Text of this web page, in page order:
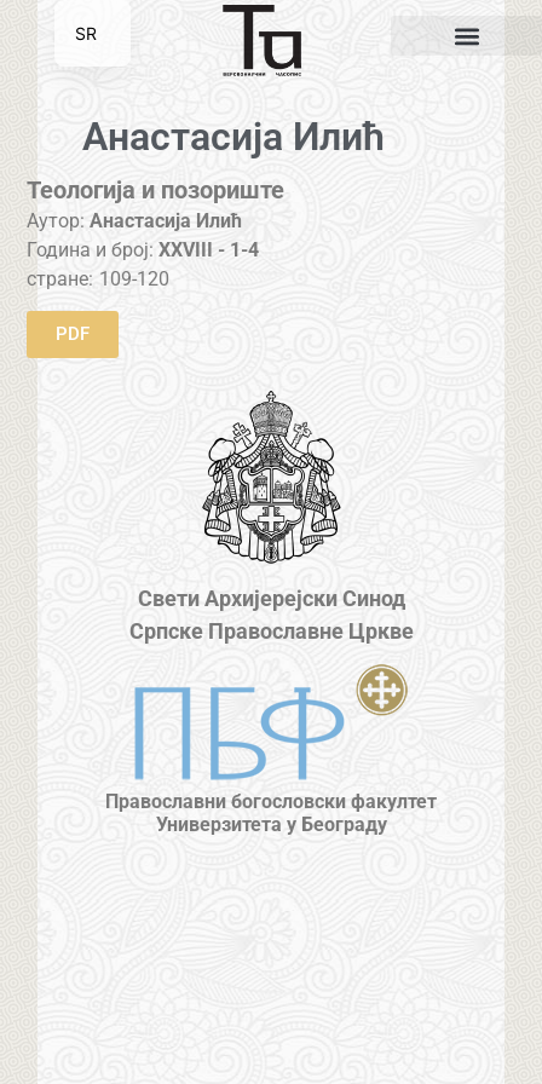
Анастасија Илић
Теологија и позориште
Аутор: Анастасија Илић
Година и број:XXVIII - 1-4
стране: 109-120
PDF
Свети Архијерејски Синод
Српске Православне Цркве
Православни богословски факултет
Универзитета у Београду
SR
EN